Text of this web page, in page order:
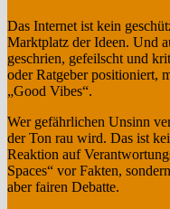
Das Internet ist kein
Marktplatz der Ideen. Und
geschrien, gefeilscht und
oder Ratgeber positioniert,
„Good Vibes“.
Wer gefährlichen Unsinn
der Ton rau wird. Das ist
Reaktion auf
Spaces“ vor Fakten,
aber fairen Debatte.